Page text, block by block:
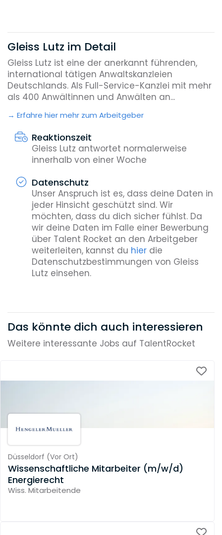
Gleiss Lutz im Detail
Gleiss Lutz ist eine der anerkannt führenden,
international tätigen Anwaltskanzleien
Deutschlands. Als Full-Service-Kanzlei mit mehr
als 400 Anwältinnen und Anwälten an...
Erfahre hier mehr zum Arbeitgeber
Reaktionszeit
Gleiss Lutz antwortet normalerweise
innerhalb von einer Woche
Datenschutz
Unser Anspruch ist es, dass deine Daten in
jeder Hinsicht geschützt sind. Wir
möchten, dass du dich sicher fühlst. Da
wir deine Daten im Falle einer Bewerbung
über Talent Rocket an den Arbeitgeber
weiterleiten, kannst du hierdie
Datenschutzbestimmungen von Gleiss
Lutz einsehen.
Das könnte dich auch interessieren
Weitere interessante Jobs auf TalentRocket
Düsseldorf (Vor Ort)
Wissenschaftliche Mitarbeiter (m/w/d)
Energierecht
Wiss. Mitarbeitende